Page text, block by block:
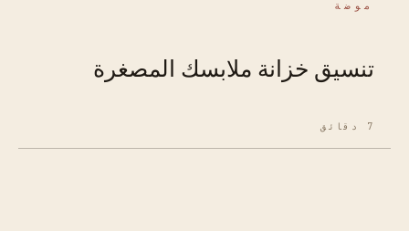
موضة
تنسيق خزانة ملابسك المصغرة
7 دقائق